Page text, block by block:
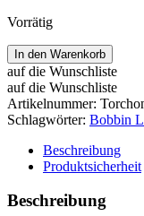
Vorrätig
Torchonmuster
bunt
gemischt
SH
~
Brigitte
Bellon
Menge
In den Warenkorb
auf die Wunschliste
auf die Wunschliste
Artikelnummer:
Schlagwörter: Bobbin
Beschreibung
Produktsicherheit
Beschreibung